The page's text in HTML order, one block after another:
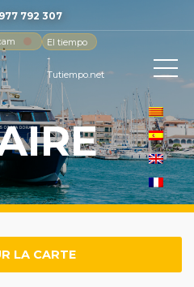
792 307
El tiempo
-
Tutiempo.net
LA CARTE